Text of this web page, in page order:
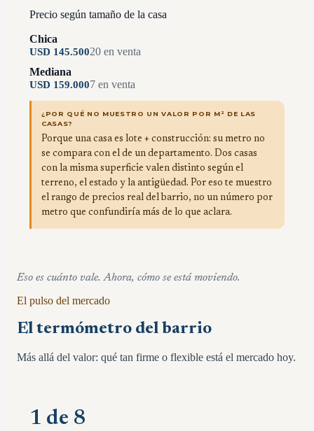
Precio según tamaño de la casa
Chica
USD 145.50020 en venta
Mediana
USD 159.0007 en venta
¿POR QUÉ NO MUESTRO UN VALOR POR M² DE LAS
CASAS?
Porque una casa es lote + construcción: su metro no
se compara con el de un departamento. Dos casas
con la misma superficie valen distinto según el
terreno, el estado y la antigüedad. Por eso te muestro
el rango de precios real del barrio, no un número por
metro que confundiría más de lo que aclara.
Eso es cuánto vale. Ahora, cómo se está moviendo.
El pulso del mercado
El termómetro del barrio
Más allá del valor: qué tan firme o flexible está el mercado hoy.
1 de 8